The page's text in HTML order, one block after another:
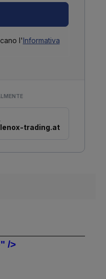
l'Informativa
trading.at
/>